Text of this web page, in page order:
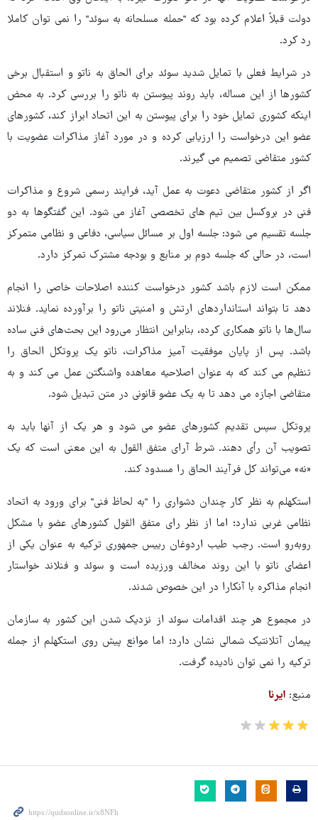
دولت قبلاً اعلام کرده بود که "حمله مسلحانه به سوئد" را نمی توان کاملا
رد کرد.
در شرایط فعلی با تمایل شدید سوئد برای الحاق به ناتو و استقبال برخی
کشورها از این مساله، باید روند پیوستن به ناتو را بررسی کرد. به محض
اینکه کشوری تمایل خود را برای پیوستن به این اتحاد ابراز کند، کشورهای
عضو این درخواست را ارزیابی کرده و در مورد آغاز مذاکرات عضویت با
کشور متقاضی تصمیم می گیرند.
اگر از کشور متقاضی دعوت به عمل آید، فرایند رسمی شروع و مذاکرات
فنی در بروکسل بین تیم های تخصصی آغاز می شود. این گفتگوها به دو
جلسه تقسیم می شود: جلسه اول بر مسائل سیاسی، دفاعی و نظامی متمرکز
است، در حالی که جلسه دوم بر منابع و بودجه مشترک تمرکز دارد.
ممکن است لازم باشد کشور درخواست کننده اصلاحات خاصی را انجام
دهد تا بتواند استانداردهای ارتش و امنیتی ناتو را برآورده نماید. فنلاند
سال‌ها با ناتو همکاری کرده، بنابراین انتظار می‌رود این بحث‌های فنی ساده
باشد. پس از پایان موفقیت آمیز مذاکرات، ناتو یک پروتکل الحاق را
تنظیم می کند که به عنوان اصلاحیه معاهده واشنگتن عمل می کند و به
متقاضی اجازه می دهد تا به یک عضو قانونی در متن تبدیل شود.
پروتکل سپس تقدیم کشورهای عضو می شود و هر یک از آنها باید به
تصویب آن رأی دهند. شرط آرای متفق القول به این معنی است که یک
«نه» می‌تواند کل فرآیند الحاق را مسدود کند.
استکهلم به نظر کار چندان دشواری را "به لحاظ فنی" برای ورود به اتحاد
نظامی غربی ندارد؛ اما از نظر رای متفق القول کشورهای عضو با مشکل
روبه‌رو است. رجب طیب اردوغان رییس جمهوری ترکیه به عنوان یکی از
اعضای ناتو با این روند مخالف ورزیده است و سوئد و فنلاند خواستار
انجام مذاکره با آنکارا در این خصوص شدند.
در مجموع هر چند اقدامات سوئد از نزدیک شدن این کشور به سازمان
پیمان آتلانتیک شمالی نشان دارد؛ اما موانع پیش روی استکهلم از جمله
ترکیه را نمی توان نادیده گرفت.
منبع: ایرنا